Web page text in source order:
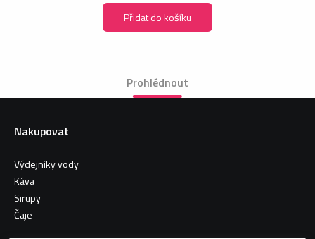
Přidat do košíku
Prohlédnout
Nakupovat
Výdejníky vody
Káva
Sirupy
Čaje